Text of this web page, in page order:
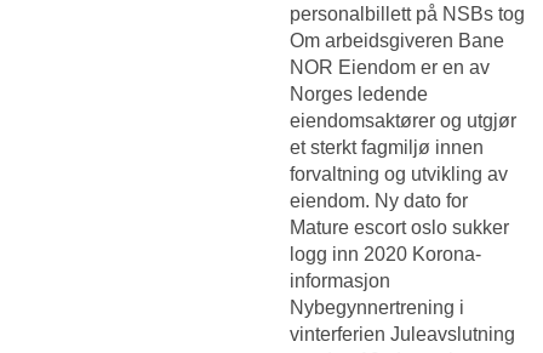
personalbillett på NSBs tog
Om arbeidsgiveren Bane
NOR Eiendom er en av
Norges ledende
eiendomsaktører og utgjør
et sterkt fagmiljø innen
forvaltning og utvikling av
eiendom. Ny dato for
Mature escort oslo sukker
logg inn 2020 Korona-
informasjon
Nybegynnertrening i
vinterferien Juleavslutning